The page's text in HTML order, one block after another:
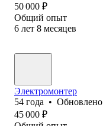
50 000 ₽
Общий опыт
6 лет 8 месяцев
Электромонтер
54 года • Обновлено
45 000 ₽